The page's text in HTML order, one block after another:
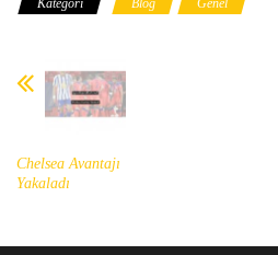
Kategori Blog Genel
Chelsea Avantajı
Yakaladı